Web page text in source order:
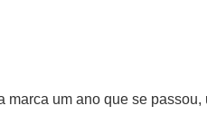
marca um ano que se